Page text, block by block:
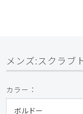
ご購入者様
サイズ感
メンズ:スクラブ
カラー：